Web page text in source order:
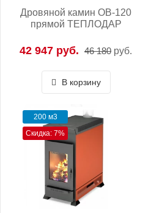
Дровяной камин ОВ-120
прямой ТЕПЛОДАР
42 947 руб. 46 180 руб.
В корзину
200 м3
Скидка: 7%